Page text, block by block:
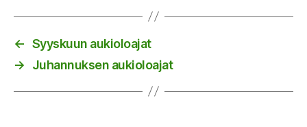
← Syyskuun aukioloajat
→
Juhannuksen aukioloajat